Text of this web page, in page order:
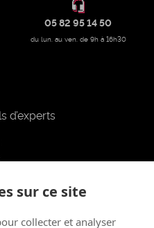
05 82 95 14 50
du lun. au ven. de 9h à 16h30
d’experts
sur ce site
collecter et analyser